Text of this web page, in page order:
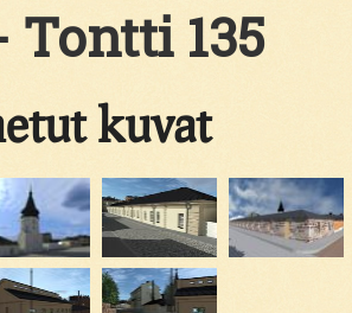
Tontti 135
kuvat